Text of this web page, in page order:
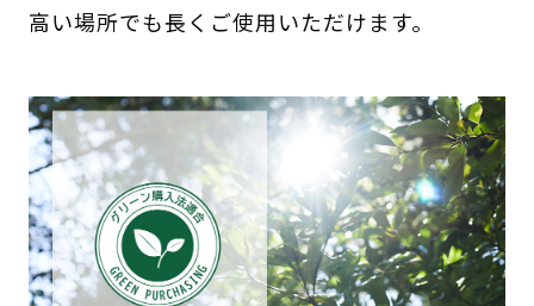
高い場所でも長くご使用いただけます。